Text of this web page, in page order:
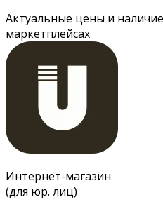
Актуальные цены и
маркетплейсах
Интернет-магазин
(для юр. лиц)